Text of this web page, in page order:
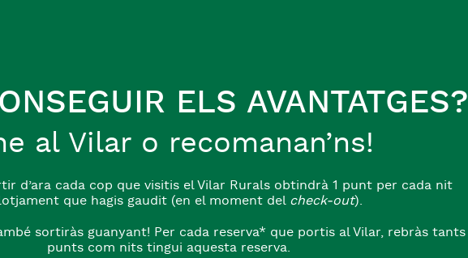
ELS AVANTATGES?
al Vilar o recomanan’ns!
d’ara cada cop que visitis el Vilar Rurals obtindrà 1 punt per cada nit
que hagis gaudit (en el moment del check-out).
sortiràs guanyant! Per cada reserva* que portis al Vilar, rebràs tants
punts com nits tingui aquesta reserva.